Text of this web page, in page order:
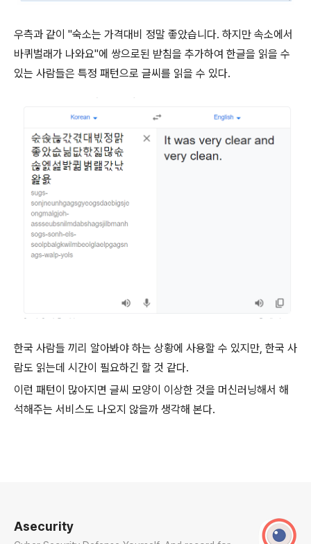
우측과 같이 "숙소는 가격대비 정말 좋았습니다. 하지만 속소에서
바퀴벌래가 나와요"에 쌍으로된 받침을 추가하여 한글을 읽을 수
있는 사람들은 특정 패턴으로 글씨를 읽을 수 있다.
한국 사람들 끼리 알아봐야 하는 상황에 사용할 수 있지만, 한국 사
람도 읽는데 시간이 필요하긴 할 것 같다.
이런 패턴이 많아지면 글씨 모양이 이상한 것을 머신러닝해서 해
석해주는 서비스도 나오지 않을까 생각해 본다.
Asecurity